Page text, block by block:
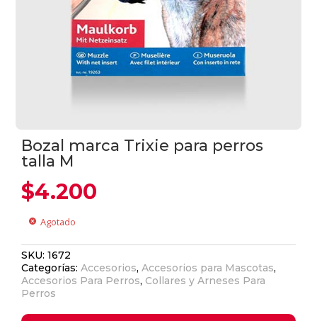
Bozal marca Trixie para perros
talla M
$4.200
cancel Agotado
SKU:1672
Categorías:Accesorios,Accesorios para Mascotas,
Accesorios Para Perros, Collares y Arneses Para
Perros